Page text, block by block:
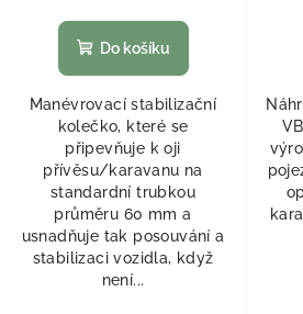
Do košíku
Manévrovací stabilizační
kolečko, které se
připevňuje k oji
přívěsu/karavanu na
standardní trubkou
průměru 60 mm a
usnadňuje tak posouvání a
stabilizaci vozidla, když
není...